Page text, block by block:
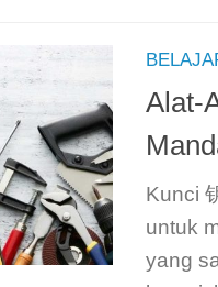
Alat-
Kunci
untuk
yang